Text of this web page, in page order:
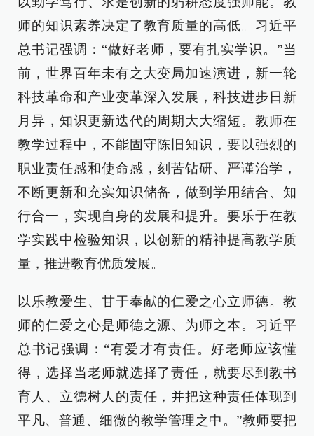
师的知识素养决定了教育质量的高低。习近平
总书记强调：“做好老师，要有扎实学识。”当
前，世界百年未有之大变局加速演进，新一轮
科技革命和产业变革深入发展，科技进步日新
月异，知识更新迭代的周期大大缩短。教师在
教学过程中，不能固守陈旧知识，要以强烈的
职业责任感和使命感，刻苦钻研、严谨治学，
不断更新和充实知识储备，做到学用结合、知
行合一，实现自身的发展和提升。要乐于在教
学实践中检验知识，以创新的精神提高教学质
量，推进教育优质发展。
以乐教爱生、甘于奉献的仁爱之心立师德。教
师的仁爱之心是师德之源、为师之本。习近平
总书记强调：“有爱才有责任。好老师应该懂
得，选择当老师就选择了责任，就要尽到教书
育人、立德树人的责任，并把这种责任体现到
平凡、普通、细微的教学管理之中。”教师要把